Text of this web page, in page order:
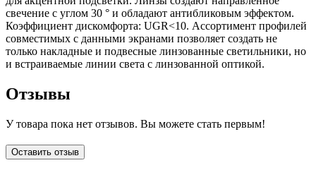
свечение с углом 30 ° и обладают антибликовым эффектом.
Коэффициент дискомфорта: UGR<10. Ассортимент профилей
совместимых с данными экранами позволяет создать не
только накладные и подвесные линзованные светильники, но
и встраиваемые линии света с линзованной оптикой.
Отзывы
У товара пока нет отзывов. Вы можете стать первым!
Оставить отзыв